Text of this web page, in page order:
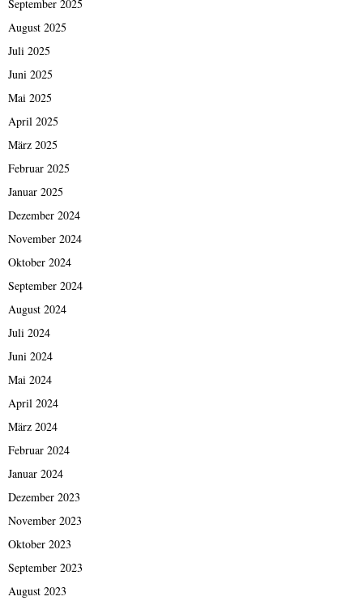
September 2025
August 2025
Juli 2025
Juni 2025
Mai 2025
April 2025
März 2025
Februar 2025
Januar 2025
Dezember 2024
November 2024
Oktober 2024
September 2024
August 2024
Juli 2024
Juni 2024
Mai 2024
April 2024
März 2024
Februar 2024
Januar 2024
Dezember 2023
November 2023
Oktober 2023
September 2023
August 2023